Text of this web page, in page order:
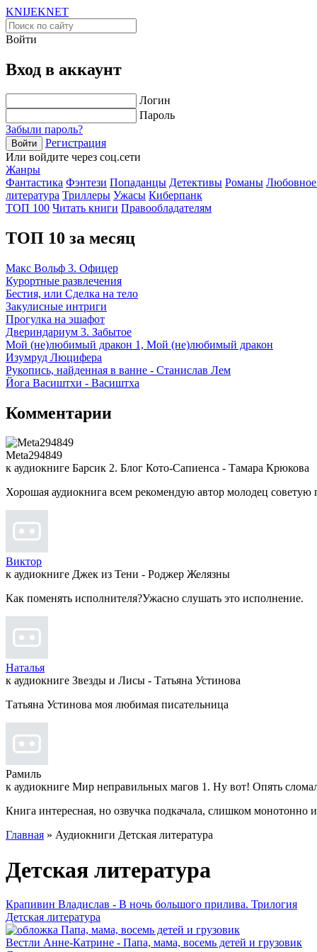
KNIJEKNET
Войти
Вход в аккаунт
Логин
Пароль
Забыли пароль?
Войти
Регистрация
Или войдите через соц.сети
Жанры
Фантастика Фэнтези Попаданцы Детективы Романы Любовное
литература Триллеры Ужасы Киберпанк
ТОП 100 Читать книги Правообладателям
ТОП 10 за месяц
Макс Вольф 3. Офицер
Курортные развлечения
Бестия, или Сделка на тело
Закулисные интриги
Прогулка на эшафот
Двериндариум 3. Забытое
Мой (не)любимый дракон 1, Мой (не)любимый дракон
Изумруд Люцифера
Рукопись, найденная в ванне - Станислав Лем
Йога Васиштхи - Васиштха
Комментарии
Meta294849
к аудиокниге Барсик 2. Блог Кото-Сапиенса - Тамара Крюкова
Хорошая аудиокнига всем рекомендую автор молодец советую
Виктор
к аудиокниге Джек из Тени - Роджер Желязны
Как поменять исполнителя?Ужасно слушать это исполнение.
Наталья
к аудиокниге Звезды и Лисы - Татьяна Устинова
Татьяна Устинова моя любимая писательница
Рамиль
к аудиокниге Мир неправильных магов 1. Ну вот! Опять
Книга интересная, но озвучка подкачала, слишком
Главная » Аудиокниги Детская литература
Детская литература
Крапивин Владислав - В ночь большого прилива. Трилогия
Детская литература
Вестли Анне-Катрине - Папа, мама, восемь детей и грузовик